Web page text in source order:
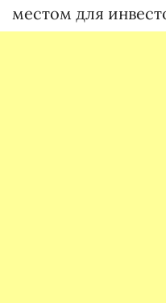
местом для